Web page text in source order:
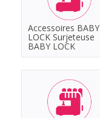
Accessoires BABY
LOCK Surjeteuse
BABY LOCK